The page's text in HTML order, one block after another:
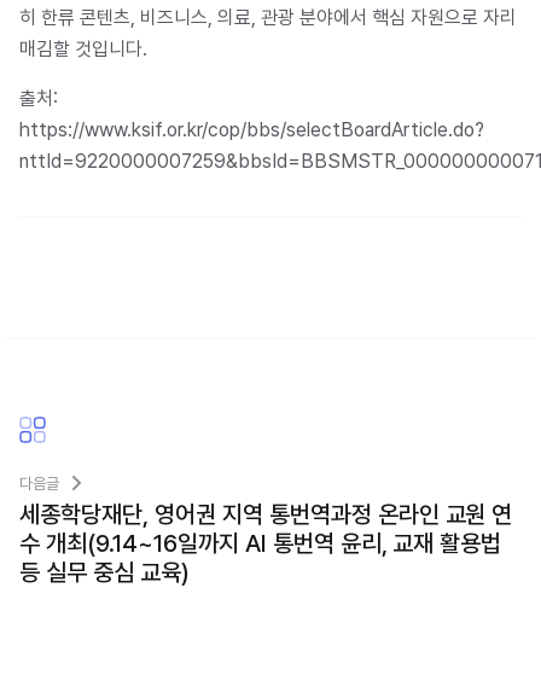
히 한류 콘텐츠, 비즈니스, 의료, 관광 분야에서 핵심 자원으로 자리
매김할 것입니다.
출처:
https://www.ksif.or.kr/cop/bbs/selectBoardArticle.do?
다음글
세종학당재단, 영어권 지역 통번역과정 온라인 교원 연
수 개최(9.14~16일까지 AI 통번역 윤리, 교재 활용법
등 실무 중심 교육)